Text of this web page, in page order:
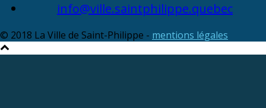
info@ville.saintphilippe.quebec
© 2018 La Ville de Saint-Philippe - mentions légales